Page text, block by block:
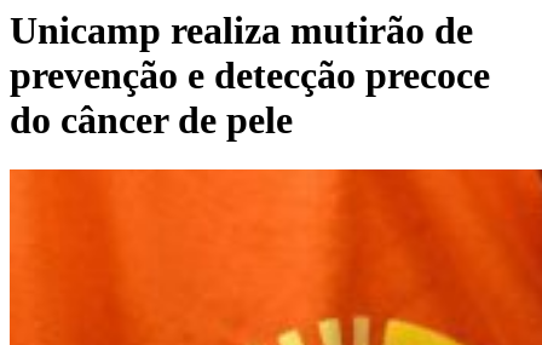
Unicamp realiza mutirão de
prevenção e detecção precoce
do câncer de pele